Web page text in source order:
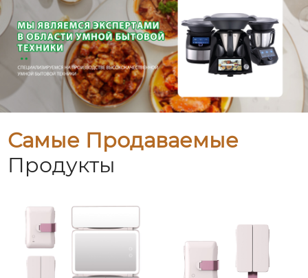
Самые Продаваемые
Продукты